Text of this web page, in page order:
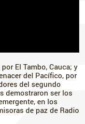
El Tambo, Cauca; y
del Pacífico, por
del segundo
demostraron ser los
en los
de paz de Radio